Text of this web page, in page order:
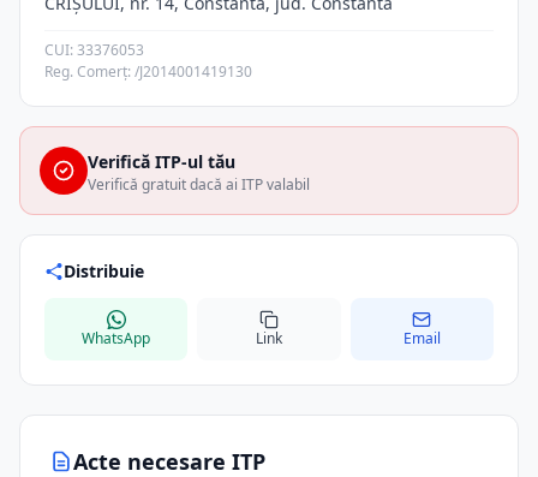
Acte necesare ITP
CUI: 33376053
Reg. Comerț: /J2014001419130
Verifică ITP-ul tău
Verifică gratuit dacă ai ITP valabil
Distribuie
WhatsApp Link Email